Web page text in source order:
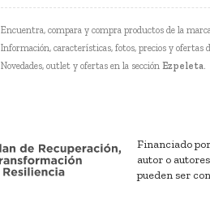
Encuentra, compara y compra productos de la
Información, características, fotos, precios y ofertas
Novedades, outlet y ofertas en la sección Ezpeleta.
Financiado
autor o
pueden ser